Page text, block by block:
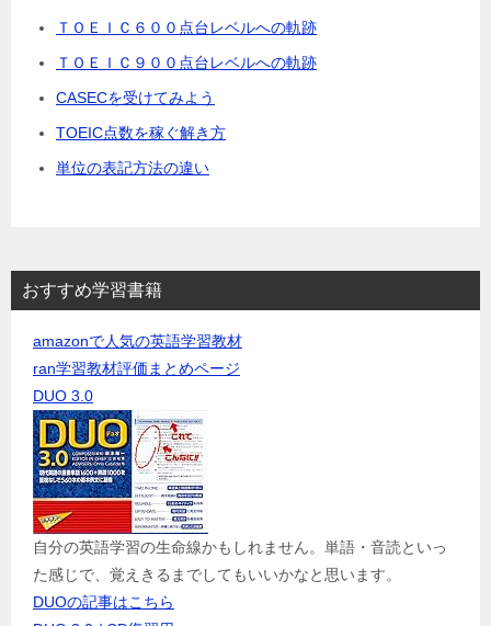
ＴＯＥＩＣ６００点台レベルへの軌跡
ＴＯＥＩＣ９００点台レベルへの軌跡
CASECを受けてみよう
TOEIC点数を稼ぐ解き方
単位の表記方法の違い
おすすめ学習書籍
amazonで人気の英語学習教材
ran学習教材評価まとめページ
DUO 3.0
自分の英語学習の生命線かもしれません。単語・音読といっ
た感じで、覚えきるまでしてもいいかなと思います。
DUOの記事はこちら